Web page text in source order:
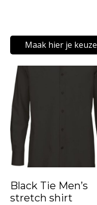
Maak hier je keuze
product
heeft
meerdere
variaties.
Deze
optie
gekozen
Black Tie Men’s
stretch shirt